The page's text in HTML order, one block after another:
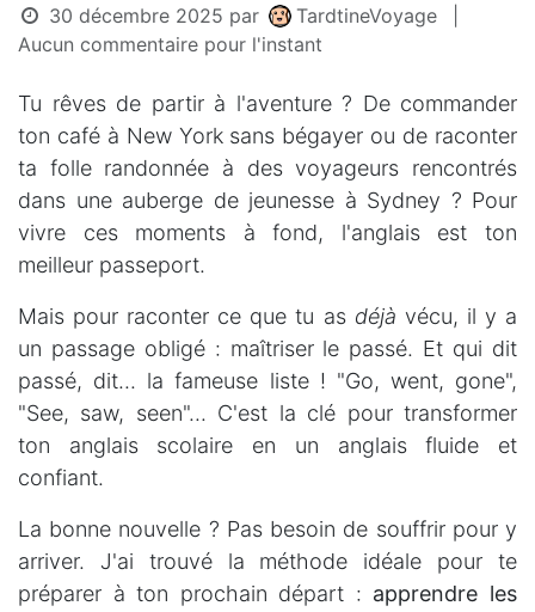
30 décembre 2025 par TardtineVoyage
Aucun commentaire pour l'instant
Tu rêves de partir à l'aventure ? De commander
ton café à New York sans bégayer ou de raconter
ta folle randonnée à des voyageurs rencontrés
dans une auberge de jeunesse à Sydney ? Pour
vivre ces moments à fond, l'anglais est ton
meilleur passeport.
Mais pour raconter ce que tu as déjà vécu, il y a
un passage obligé : maîtriser le passé. Et qui dit
passé, dit... la fameuse liste ! "Go, went, gone",
"See, saw, seen"... C'est la clé pour transformer
ton anglais scolaire en un anglais fluide et
confiant.
La bonne nouvelle ? Pas besoin de souffrir pour y
arriver. J'ai trouvé la méthode idéale pour te
préparer à ton prochain départ : apprendre les